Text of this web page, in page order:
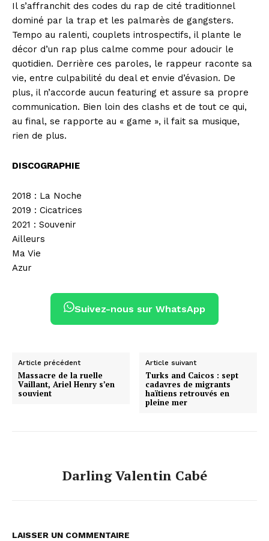
Il s’affranchit des codes du rap de cité traditionnel
dominé par la trap et les palmarès de gangsters.
Tempo au ralenti, couplets introspectifs, il plante le
décor d’un rap plus calme comme pour adoucir le
quotidien. Derrière ces paroles, le rappeur raconte sa
vie, entre culpabilité du deal et envie d’évasion. De
plus, il n’accorde aucun featuring et assure sa propre
communication. Bien loin des clashs et de tout ce qui,
au final, se rapporte au « game », il fait sa musique,
rien de plus.
DISCOGRAPHIE
2018 : La Noche
2019 : Cicatrices
2021 : Souvenir
Ailleurs
Ma Vie
Azur
Suivez-nous sur WhatsApp
Article précédent
Massacre de la ruelle
Vaillant, Ariel Henry s’en
souvient
Article suivant
Turks and Caicos : sept
cadavres de migrants
haïtiens retrouvés en
pleine mer
Darling Valentin Cabé
LAISSER UN COMMENTAIRE